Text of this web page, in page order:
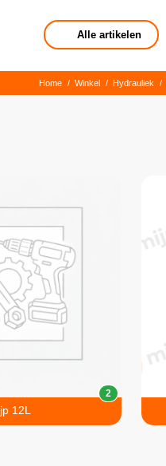
Alle artikelen
Home / Winkel / Hydrauliek /
12L
2